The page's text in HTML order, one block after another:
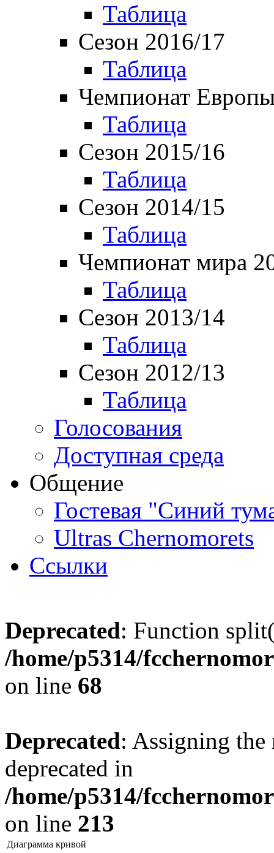
Таблица
Сезон 2016/17
Таблица
Чемпионат
Таблица
Сезон 2015/16
Таблица
Сезон 2014/15
Таблица
Чемпионат мира
Таблица
Сезон 2013/14
Таблица
Сезон 2012/13
Таблица
Голосования
Доступная среда
Общение
Гостевая "Синий
Ultras Chernomorets
Ссылки
Deprecated: Function
/home/p5314/
on line 68
Deprecated: Assigning the
deprecated in
/home/p5314/
on line 213
Диаграмма кривой